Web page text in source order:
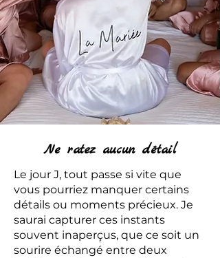
Ne ratez aucun détail
Le jour J, tout passe si vite que
vous pourriez manquer certains
détails ou moments précieux. Je
saurai capturer ces instants
souvent inaperçus, que ce soit un
sourire échangé entre deux